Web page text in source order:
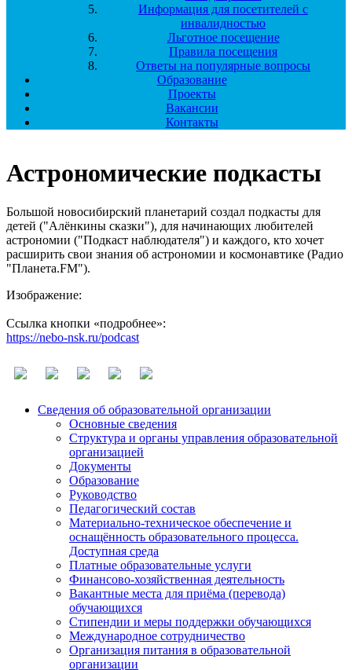
Информация для посетителей с
инвалидностью
Льготное посещение
Правила посещения
Ответы на популярные вопросы
Образование
Проекты
Вакансии
Контакты
Астрономические подкасты
Большой новосибирский планетарий создал подкасты для
детей ("Алёнкины сказки"), для начинающих любителей
астрономии ("Подкаст наблюдателя") и каждого, кто хочет
расширить свои знания об астрономии и космонавтике (Радио
"Планета.FM").
Изображение:
Ссылка кнопки «подробнее»:
https://nebo-nsk.ru/podcast
Сведения об образовательной организации
Основные сведения
Структура и органы управления образовательной
организацией
Документы
Образование
Руководство
Педагогический состав
Материально-техническое обеспечение и
оснащённость образовательного процесса.
Доступная среда
Платные образовательные услуги
Финансово-хозяйственная деятельность
Вакантные места для приёма (перевода)
обучающихся
Стипендии и меры поддержки обучающихся
Международное сотрудничество
Организация питания в образовательной
организации